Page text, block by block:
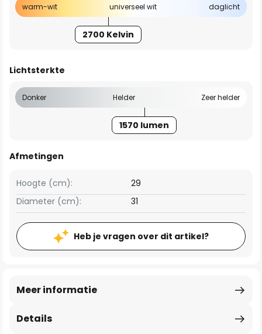
warm-wit universeel wit daglicht
2700 Kelvin
Lichtsterkte
Donker Helder Zeer helder
1570 lumen
Afmetingen
Hoogte (cm):
29
Diameter (cm):
31
Heb je vragen over dit artikel?
Details
Meer informatie